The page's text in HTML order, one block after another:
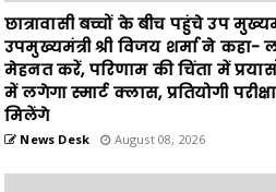
मेहनत करें, परिणाम की चिंता में
में लगेगा स्मार्ट क्लास, प्रतियोगी
मिलेंगे
News Desk August 08, 2026